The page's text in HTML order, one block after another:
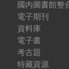
國內圖書館整
電子期刊
資料庫
電子書
考古題
特藏資源